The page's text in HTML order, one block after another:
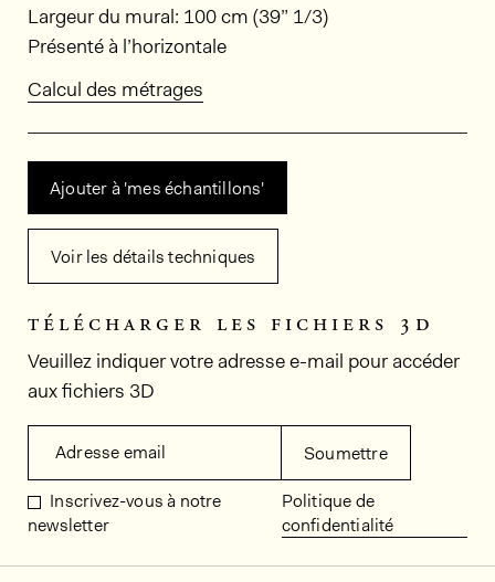
Dimensions
Largeur du mural: 100 cm (39” 1/3)
Présenté à l’horizontale
Calcul des métrages
Ajouter à 'mes échantillons'
Voir les détails techniques
télécharger les fichiers 3d
Veuillez indiquer votre adresse e-mail pour accéder
aux fichiers 3D
Adresse email Soumettre
Inscrivez-vous à notre
newsletter
Politique de
confidentialité